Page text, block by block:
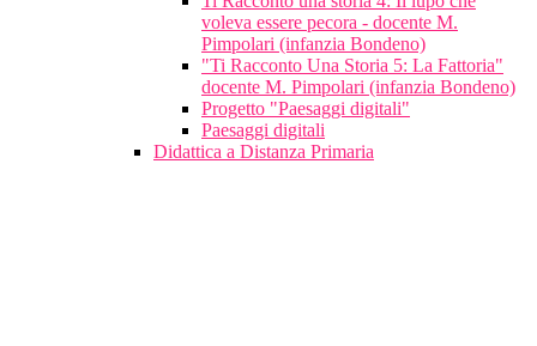
voleva essere pecora - docente M.
Pimpolari (infanzia Bondeno)
"Ti Racconto Una Storia 5: La Fattoria"
docente M. Pimpolari (infanzia Bondeno)
Progetto "Paesaggi digitali"
Paesaggi digitali
Didattica a Distanza Primaria